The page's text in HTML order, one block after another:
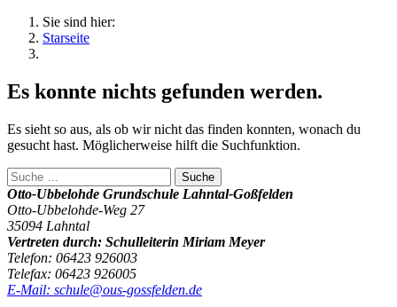
Sie sind hier:
Starseite
Es konnte nichts gefunden werden.
Es sieht so aus, als ob wir nicht das finden konnten, wonach du
gesucht hast. Möglicherweise hilft die Suchfunktion.
Otto-Ubbelohde Grundschule Lahntal-Goßfelden
Otto-Ubbelohde-Weg 27
35094 Lahntal
Vertreten durch: Schulleiterin Miriam Meyer
Telefon: 06423 926003
Telefax: 06423 926005
E-Mail: schule@ous-gossfelden.de